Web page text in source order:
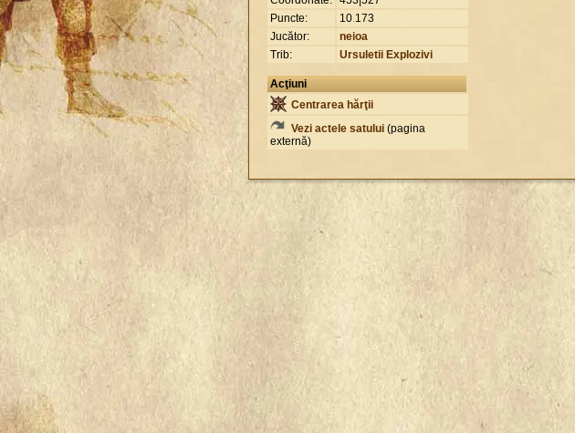
Puncte:
10.173
Jucător:
neioa
Trib:
Ursuletii Explozivi
Acţiuni
Centrarea hărţii
Vezi actele satului (pagina
externă)